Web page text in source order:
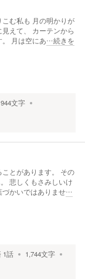
む私も 月の明かりが
えて、 カーテンから
月は空にあ…続きを
944文字
とがあります。 その
悲しくもさみしいけ
かいではありませ…
1話 1,744文字